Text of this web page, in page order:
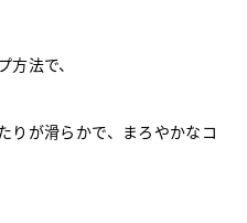
法で、
りが滑らかで、まろやかなコ